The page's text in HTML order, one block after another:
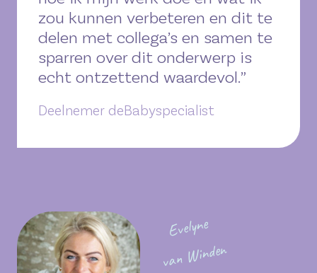
zou kunnen verbeteren en dit te
delen met collega’s en samen te
sparren over dit onderwerp is
echt ontzettend waardevol.”
Deelnemer deBabyspecialist
Evelyne
van Winden